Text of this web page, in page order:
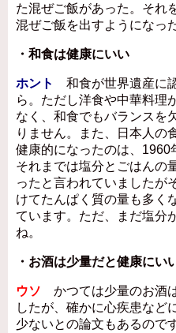
た混ぜご飯があった。それ
混ぜご飯を出すようになっ
・和食は健康にいい
ホント
和食が世界遺産に
ら。ただし洋食や中華料理
なく、和食でもバランスを
りません。また、日本人の
健康的になったのは、
それまでは塩分とごはんの
ったと言われていましたが
けてたんぱく質の量も多く
ています。ただ、まだ塩分
ね。
・お酒は少量だと健康にい
ウソ かつては少量のお酒
したが、確かに心疾患など
少ないとの論文もあるので